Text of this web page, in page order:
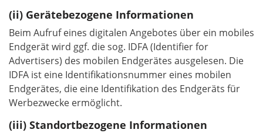
Gerätebezogene Informationen
Beim Aufruf eines digitalen Angebotes über ein mobiles
Endgerät wird ggf. die sog. IDFA (Identifier for
Advertisers) des mobilen Endgerätes ausgelesen. Die
IDFA ist eine Identifikationsnummer eines mobilen
Endgerätes, die eine Identifikation des Endgeräts für
Werbezwecke ermöglicht.
Standortbezogene Informationen